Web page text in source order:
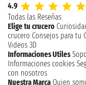
4.9
Todas las Reseñas
Elige tu crucero
crucero Consejos para tu
Videos 3D
Informaciones Utiles
Informaciones cookies
con nosotros
Nuestra Marca Quien